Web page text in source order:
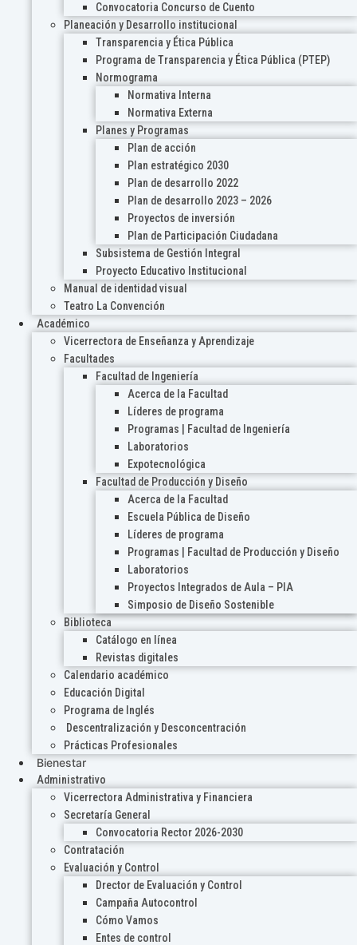
Convocatoria Concurso de Cuento
Planeación y Desarrollo institucional
Transparencia y Ética Pública
Programa de Transparencia y Ética Pública (PTEP)
Normograma
Normativa Interna
Normativa Externa
Planes y Programas
Plan de acción
Plan estratégico 2030
Plan de desarrollo 2022
Plan de desarrollo 2023 – 2026
Proyectos de inversión
Plan de Participación Ciudadana
Subsistema de Gestión Integral
Proyecto Educativo Institucional
Manual de identidad visual
Teatro La Convención
Académico
Vicerrectora de Enseñanza y Aprendizaje
Facultades
Facultad de Ingeniería
Acerca de la Facultad
Líderes de programa
Programas | Facultad de Ingeniería
Laboratorios
Expotecnológica
Facultad de Producción y Diseño
Acerca de la Facultad
Escuela Pública de Diseño
Líderes de programa
Programas | Facultad de Producción y Diseño
Laboratorios
Proyectos Integrados de Aula – PIA
Simposio de Diseño Sostenible
Biblioteca
Catálogo en línea
Revistas digitales
Calendario académico
Educación Digital
Programa de Inglés
Descentralización y Desconcentración
Prácticas Profesionales
Bienestar
Administrativo
Vicerrectora Administrativa y Financiera
Secretaría General
Convocatoria Rector 2026-2030
Contratación
Evaluación y Control
Drector de Evaluación y Control
Campaña Autocontrol
Cómo Vamos
Entes de control